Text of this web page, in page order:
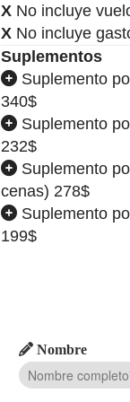
X No incluye
X No incluye
Suplementos
Suplemento
340$
Suplemento
232$
Suplemento
cenas) 278$
Suplemento
199$
Nombre